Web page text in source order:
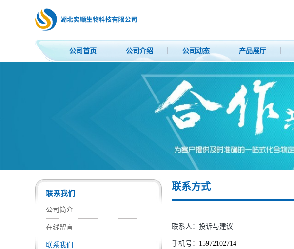
公司首页 公司介绍 公司动态 产品展厅
联系我们
公司简介
在线留言
联系我们
联系方式
联系人： 投诉与建议
手机号： 15972102714